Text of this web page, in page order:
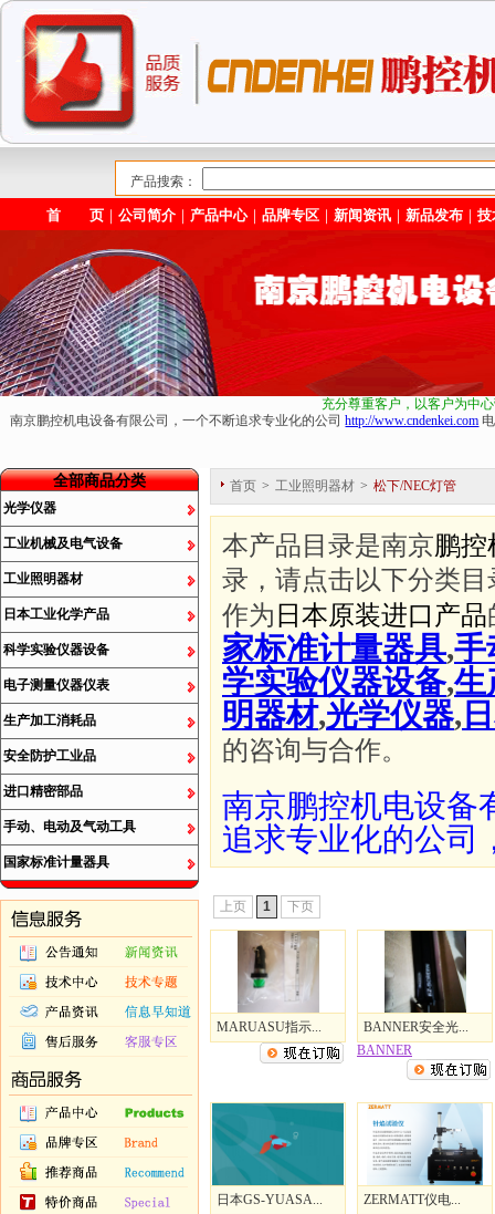
产品搜索：
首 页 ｜公司简介 ｜ 产品中心｜品牌专区 ｜新闻资讯 ｜新品发布 ｜技
充分尊重客户，以客户为中
南京鹏控机电设备有限公司，一个不断追求专业化的公司http://www.cndenkei.com
全部商品分类
光学仪器
工业机械及电气设备
工业照明器材
日本工业化学产品
科学实验仪器设备
电子测量仪器仪表
生产加工消耗品
安全防护工业品
进口精密部品
手动、电动及气动工具
国家标准计量器具
首页 > 工业照明器材 > 松下/NEC灯管
本产品目录是南京鹏
录，请点击以下分类
作为 日本原装进口产品
家标准计量器具,手
学实验仪器设备,生
明器材,光学仪器,
的咨询与合作。
南京鹏控机电设备
追求专业化的公司
上页 1 下页
MARUASU指示...
BANNER安全光...
BANNER
日本GS-YUASA...
ZERMATT仪电...